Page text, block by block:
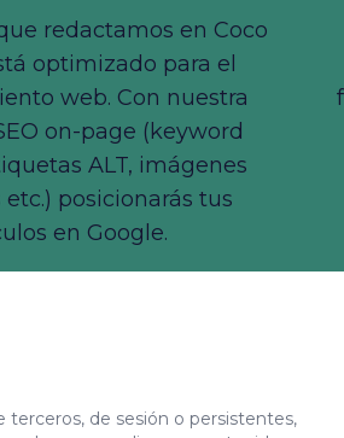
terceros, de sesión o persistentes,
redactamos en Coco
optimizado para el
web. Con nuestra
on-page (keyword
ALT, imágenes
etc.) posicionarás tus
en Google.